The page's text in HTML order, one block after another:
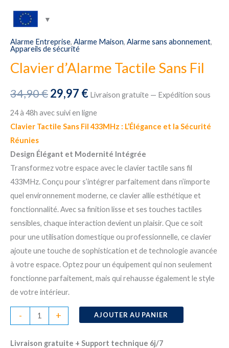
Alarme Entreprise, Alarme Maison, Alarme sans abonnement,
Appareils de sécurité
Clavier d’Alarme Tactile Sans Fil
34,90€Le
prix
initial
était :
34,90 €.
29,97 €Le
prix
actuel
est :
29,97 €.
Livraison gratuite — Expédition sous
24 à 48h avec suivi en ligne
Clavier Tactile Sans Fil 433MHz : L’Élégance et la Sécurité
Réunies
Design Élégant et Modernité Intégrée
Transformez votre espace avec le clavier tactile sans fil
433MHz. Conçu pour s’intégrer parfaitement dans n’importe
quel environnement moderne, ce clavier allie esthétique et
fonctionnalité. Avec sa finition lisse et ses touches tactiles
sensibles, chaque interaction devient un plaisir. Que ce soit
pour une utilisation domestique ou professionnelle, ce clavier
ajoute une touche de sophistication et de technologie avancée
à votre espace. Optez pour un équipement qui non seulement
fonctionne parfaitement, mais qui rehausse également le style
de votre intérieur.
-
de
Clavier
+ AJOUTER AU PANIER
Livraison gratuite + Support technique 6j/7